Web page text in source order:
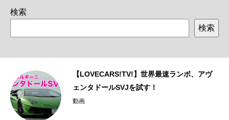
検索
検索
【LOVECARS!TV!】世界最速ランボ、アヴ
ェンタドールSVJを試す！
動画